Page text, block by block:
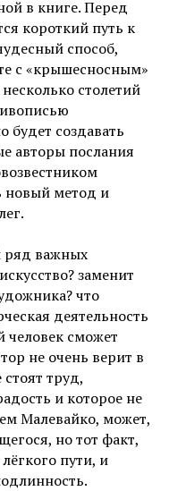
в книге. Перед
короткий путь к
способ,
с «крышесносным»
столетий
будет создавать
авторы послания
новый метод и
ряд важных
заменит
что
деятельность
человек сможет
не очень верит в
труд,
и которое не
Малевайко, может,
но тот факт,
пути, и